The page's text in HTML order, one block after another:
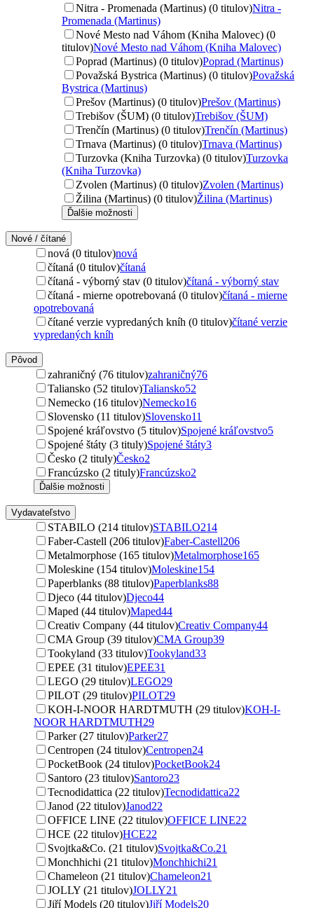
Nitra - Promenada (Martinus) (0 titulov)Nitra -
Promenada (Martinus)
Nové Mesto nad Váhom (Kniha Malovec) (0
titulov)Nové Mesto nad Váhom (Kniha Malovec)
Poprad (Martinus) (0 titulov)Poprad (Martinus)
Považská Bystrica (Martinus) (0 titulov)Považská
Bystrica (Martinus)
Prešov (Martinus) (0 titulov)Prešov (Martinus)
Trebišov (ŠUM) (0 titulov)Trebišov (ŠUM)
Trenčín (Martinus) (0 titulov)Trenčín (Martinus)
Trnava (Martinus) (0 titulov)Trnava (Martinus)
Turzovka (Kniha Turzovka) (0 titulov)Turzovka
(Kniha Turzovka)
Zvolen (Martinus) (0 titulov)Zvolen (Martinus)
Žilina (Martinus) (0 titulov)Žilina (Martinus)
Ďalšie možnosti
Nové / čítané
nová (0 titulov)nová
čítaná (0 titulov)čítaná
čítaná - výborný stav (0 titulov)čítaná - výborný stav
čítaná - mierne opotrebovaná (0 titulov)čítaná - mierne
opotrebovaná
čítané verzie vypredaných kníh (0 titulov)čítané verzie
vypredaných kníh
Pôvod
zahraničný (76 titulov)zahraničný76
Taliansko (52 titulov)Taliansko52
Nemecko (16 titulov)Nemecko16
Slovensko (11 titulov)Slovensko11
Spojené kráľovstvo (5 titulov)Spojené kráľovstvo5
Spojené štáty (3 tituly)Spojené štáty3
Česko (2 tituly)Česko2
Francúzsko (2 tituly)Francúzsko2
Ďalšie možnosti
Vydavateľstvo
STABILO (214 titulov)STABILO214
Faber-Castell (206 titulov)Faber-Castell206
Metalmorphose (165 titulov)Metalmorphose165
Moleskine (154 titulov)Moleskine154
Paperblanks (88 titulov)Paperblanks88
Djeco (44 titulov)Djeco44
Maped (44 titulov)Maped44
Creativ Company (44 titulov)Creativ Company44
CMA Group (39 titulov)CMA Group39
Tookyland (33 titulov)Tookyland33
EPEE (31 titulov)EPEE31
LEGO (29 titulov)LEGO29
PILOT (29 titulov)PILOT29
KOH-I-NOOR HARDTMUTH (29 titulov)KOH-I-
NOOR HARDTMUTH29
Parker (27 titulov)Parker27
Centropen (24 titulov)Centropen24
PocketBook (24 titulov)PocketBook24
Santoro (23 titulov)Santoro23
Tecnodidattica (22 titulov)Tecnodidattica22
Janod (22 titulov)Janod22
OFFICE LINE (22 titulov)OFFICE LINE22
HCE (22 titulov)HCE22
Svojtka&Co. (21 titulov)Svojtka&Co.21
Monchhichi (21 titulov)Monchhichi21
Chameleon (21 titulov)Chameleon21
JOLLY (21 titulov)JOLLY21
Jiří Models (20 titulov)Jiří Models20